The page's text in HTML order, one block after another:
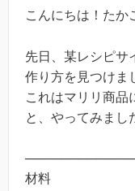
こんにちは！たか
先日、某レシピサ
作り方を見つけま
これはマリリ商品
と、やってみまし
材料